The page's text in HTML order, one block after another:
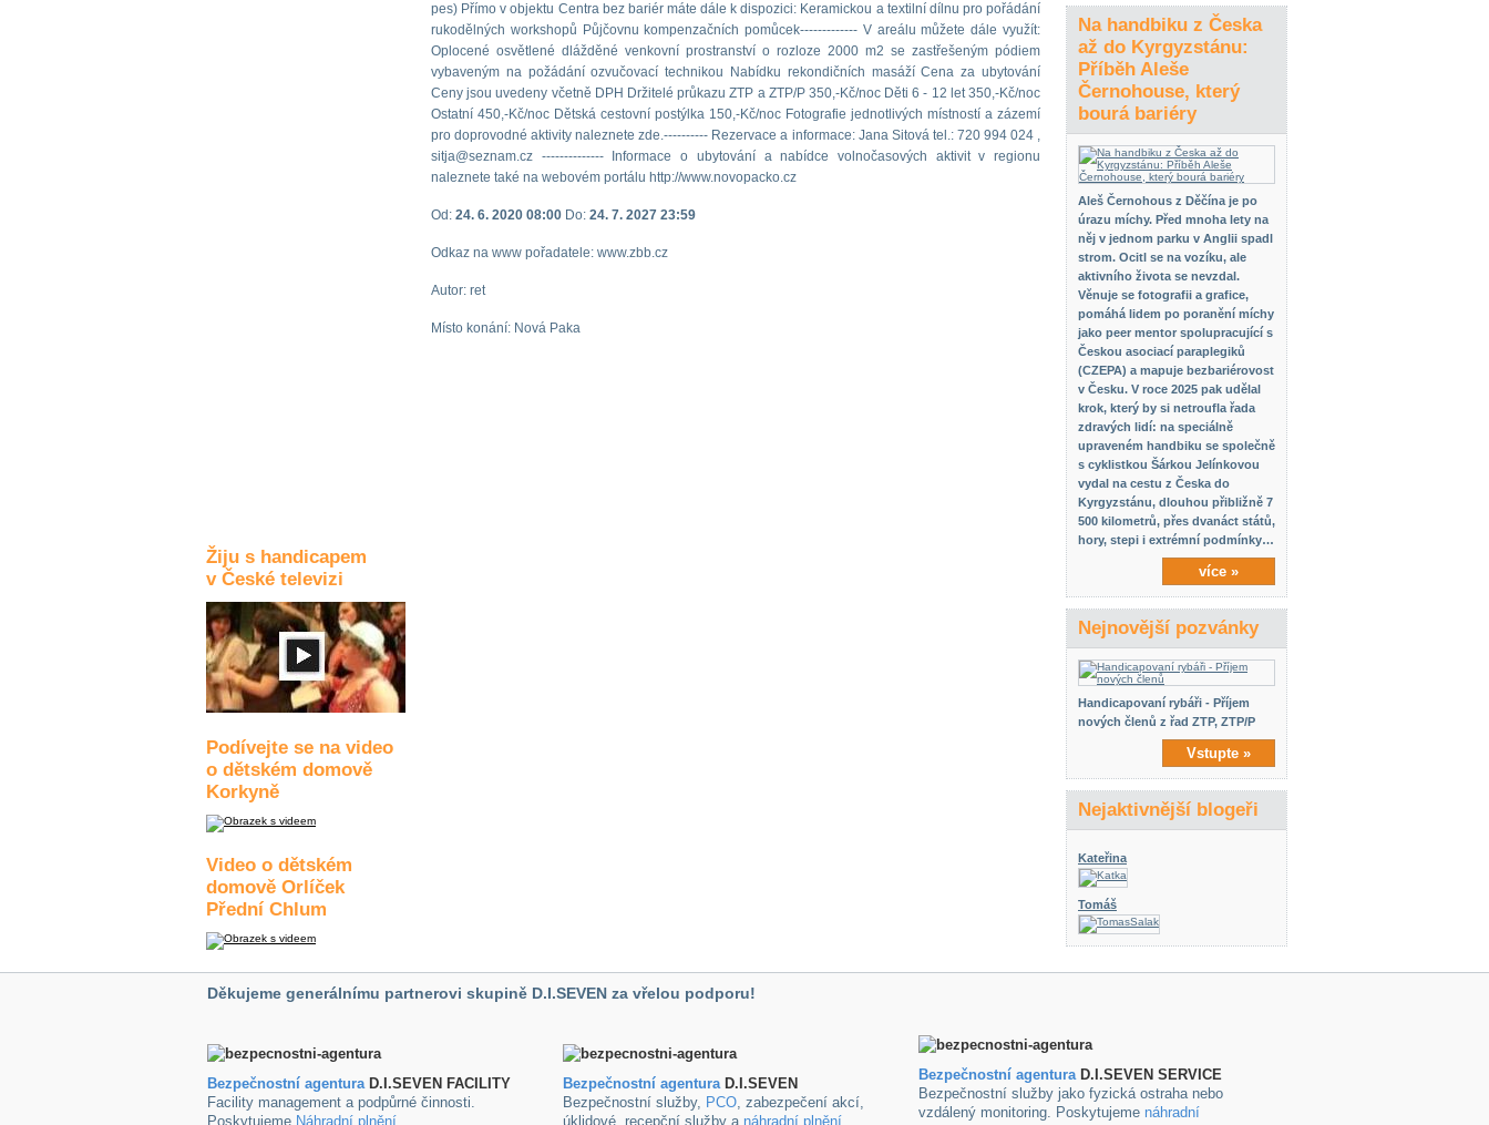
Žiju s handicapem
v České televizi
Podívejte se na video
o dětském domově
Korkyně
Video o dětském
domově Orlíček
Přední Chlum
pes) Přímo v objektu Centra bez bariér máte dále k dispozici: Keramickou a textilní dílnu pro pořádání
rukodělných workshopů Půjčovnu kompenzačních pomůcek------------- V areálu můžete dále využít:
Oplocené osvětlené dlážděné venkovní prostranství o rozloze 2000 m2 se zastřešeným pódiem
vybaveným na požádání ozvučovací technikou Nabídku rekondičních masáží Cena za ubytování
Ceny jsou uvedeny včetně DPH Držitelé průkazu ZTP a ZTP/P 350,-Kč/noc Děti 6 - 12 let 350,-Kč/noc
Ostatní 450,-Kč/noc Dětská cestovní postýlka 150,-Kč/noc Fotografie jednotlivých místností a zázemí
pro doprovodné aktivity naleznete zde.---------- Rezervace a informace: Jana Sitová tel.: 720 994 024 ,
sitja@seznam.cz -------------- Informace o ubytování a nabídce volnočasových aktivit v regionu
naleznete také na webovém portálu http://www.novopacko.cz
Od: 24. 6. 2020 08:00 Do: 24. 7. 2027 23:59
Odkaz na www pořadatele: www.zbb.cz
Autor: ret
Místo konání: Nová Paka
Na handbiku z Česka
až do Kyrgyzstánu:
Příběh Aleše
Černohouse, který
bourá bariéry
Aleš Černohous z Děčína je po
úrazu míchy. Před mnoha lety na
něj v jednom parku v Anglii spadl
strom. Ocitl se na vozíku, ale
aktivního života se nevzdal.
Věnuje se fotografii a grafice,
pomáhá lidem po poranění míchy
jako peer mentor spolupracující s
Českou asociací paraplegiků
(CZEPA) a mapuje bezbariérovost
v Česku. V roce 2025 pak udělal
krok, který by si netroufla řada
zdravých lidí: na speciálně
upraveném handbiku se společně
s cyklistkou Šárkou Jelínkovou
vydal na cestu z Česka do
Kyrgyzstánu, dlouhou přibližně 7
500 kilometrů, přes dvanáct států,
hory, stepi i extrémní podmínky…
více »
Nejnovější pozvánky
Handicapovaní rybáři - Příjem
nových členů z řad ZTP, ZTP/P
Vstupte »
Nejaktivnější blogeři
Kateřina
Tomáš
Děkujeme generálnímu partnerovi skupině D.I.SEVEN za vřelou podporu!
Bezpečnostní agenturaD.I.SEVEN FACILITY
Facility management a podpůrné činnosti.
Poskytujeme Náhradní plnění
Bezpečnostní agenturaD.I.SEVEN
Bezpečnostní služby, PCO, zabezpečení akcí,
úklidové ,recepční služby a náhradní plnění
Bezpečnostní agenturaD.I.SEVEN SERVICE
Bezpečnostní služby jako fyzická ostraha nebo
vzdálený monitoring. Poskytujeme náhradní